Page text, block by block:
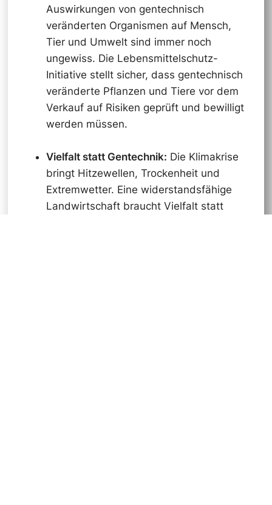
Auswirkungen von gentechnisch
veränderten Organismen auf Mensch,
Tier und Umwelt sind immer noch
ungewiss. Die Lebensmittelschutz-
Initiative stellt sicher, dass gentechnisch
veränderte Pflanzen und Tiere vor dem
Verkauf auf Risiken geprüft und bewilligt
werden müssen.
Vielfalt statt Gentechnik: Die Klimakrise
bringt Hitzewellen, Trockenheit und
Extremwetter. Eine widerstandsfähige
Landwirtschaft braucht Vielfalt statt